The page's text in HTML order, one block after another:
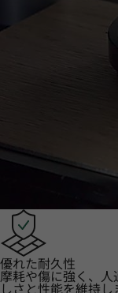
優れた耐久性
摩耗や傷に強く、
しさと性能を維持し